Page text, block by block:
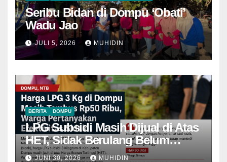
Seribu Bidan di Dompu ‘Obati’
Wadu Jao
JULI 5, 2026 MUHIDIN
BERITA DOMPU
LPG Subsidi Masih Dijual di Atas
HET, Sidak Berulang Belum
Mampu Menekan Harga
JUNI 30, 2026 MUHIDIN